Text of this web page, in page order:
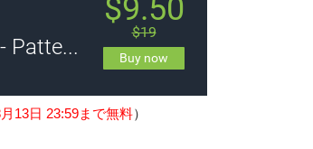
13日 23:59まで無料）